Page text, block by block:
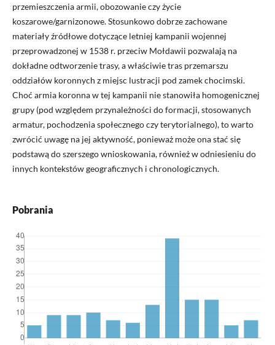
przemieszczenia armii, obozowanie czy życie
koszarowe/garnizonowe. Stosunkowo dobrze zachowane
materiały źródłowe dotyczące letniej kampanii wojennej
przeprowadzonej w 1538 r. przeciw Mołdawii pozwalają na
dokładne odtworzenie trasy, a właściwie tras przemarszu
oddziałów koronnych z miejsc lustracji pod zamek chocimski.
Choć armia koronna w tej kampanii nie stanowiła homogenicznej
grupy (pod względem przynależności do formacji, stosowanych
armatur, pochodzenia społecznego czy terytorialnego), to warto
zwrócić uwagę na jej aktywność, ponieważ może ona stać się
podstawą do szerszego wnioskowania, również w odniesieniu do
innych kontekstów geograficznych i chronologicznych.
Pobrania